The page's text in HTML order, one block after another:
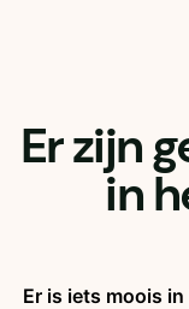
Er zijn
in
Er is iets moois